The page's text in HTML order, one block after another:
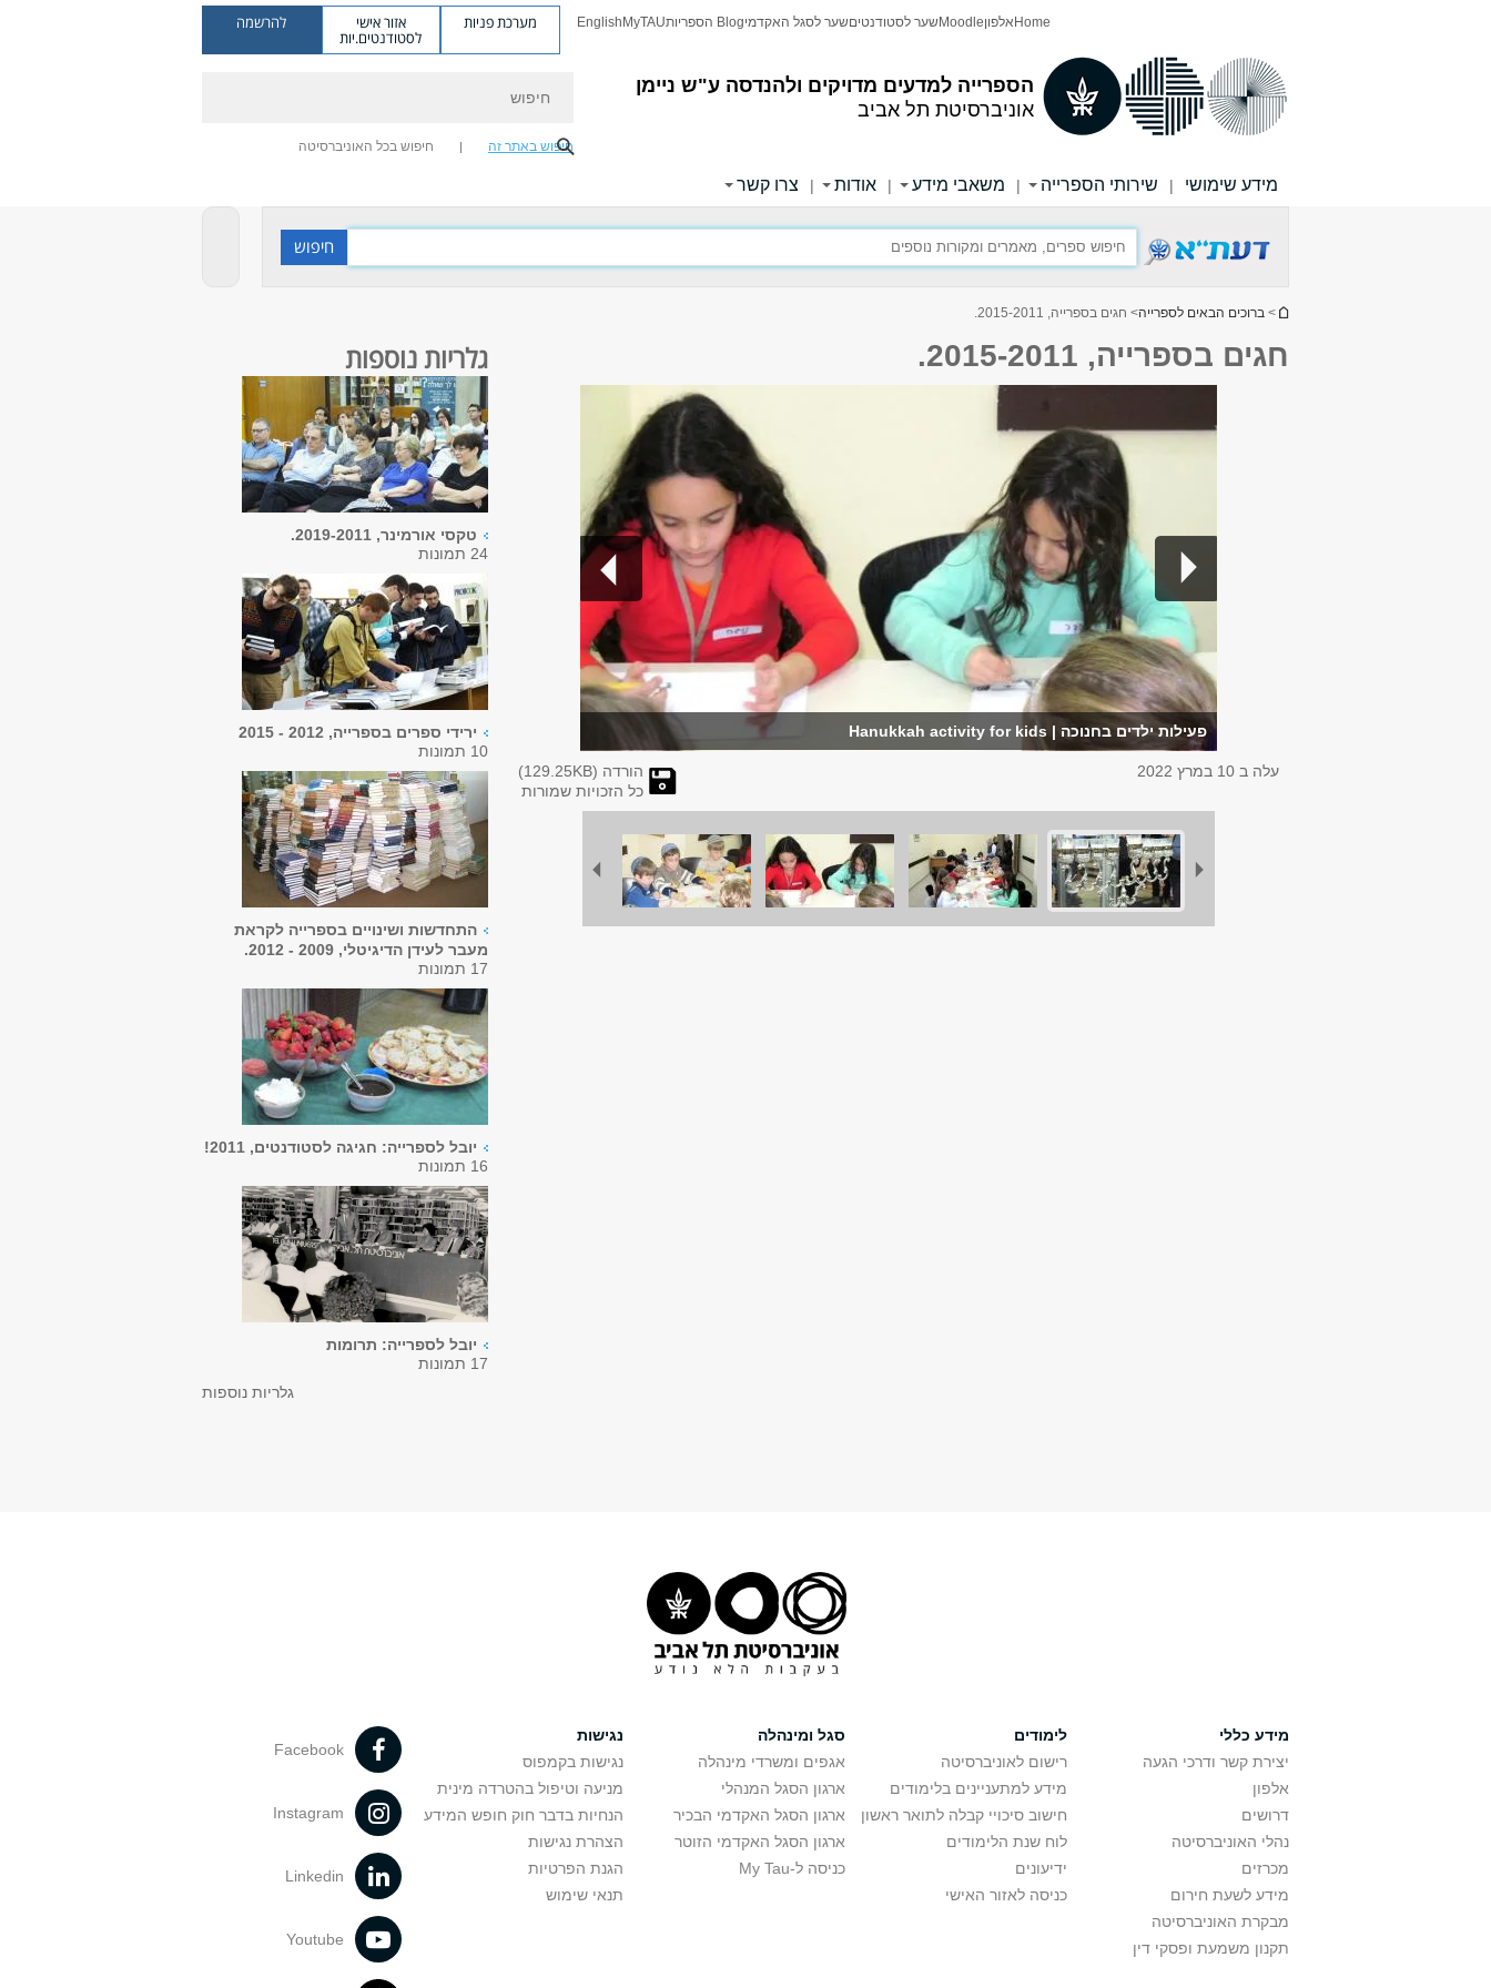
הספרייה למדעים מדויקים ולהנדסה ע"ש ניימן
אוניברסיטת תל אביב
Home אלפוןMoodleשער לסטודנטיםשער לסגל האקדמיBlog הספריות MyTAU
English מערכת פניות אזור אישי
לסטודנטים.יות
להרשמה
חיפוש באתר זה חיפוש בכל האוניברסיטה
מידע שימושי | שירותי הספרייה | משאבי מידע | אודות | צרו קשר
הינך נמצא כאן
> ברוכים הבאים לספרייה> חגים בספרייה, 2015-2011.
חגים בספרייה, 2015-2011. גלריות נוספות
טקסי אורמינר, 2019-2011.
24 תמונות
ירידי ספרים בספרייה, 2012 - 2015
10 תמונות
התחדשות ושינויים בספרייה לקראת
מעבר לעידן הדיגיטלי, 2009 - 2012.
17 תמונות
יובל לספרייה: חגיגה לסטודנטים, 2011!
16 תמונות
יובל לספרייה: תרומות
17 תמונות
גלריות נוספות
פעילות ילדים בחנוכה | Hanukkah activity for kids
עלה ב10 במרץ 2022 הורדה ( 129.25KB)
כל הזכויות שמורות
מידע כללי
יצירת קשר ודרכי הגעה
אלפון
דרושים
נהלי האוניברסיטה
מכרזים
מידע לשעת חירום
מבקרת האוניברסיטה
תקנון משמעת ופסקי דין
לימודים
רישום לאוניברסיטה
מידע למתעניינים בלימודים
חישוב סיכויי קבלה לתואר ראשון
לוח שנת הלימודים
ידיעונים
כניסה לאזור האישי
סגל ומינהלה
אגפים ומשרדי מינהלה
ארגון הסגל המנהלי
ארגון הסגל האקדמי הבכיר
ארגון הסגל האקדמי הזוטר
כניסה ל-My Tau
נגישות
נגישות בקמפוס
מניעה וטיפול בהטרדה מינית
הנחיות בדבר חוק חופש המידע
הצהרת נגישות
הגנת הפרטיות
תנאי שימוש
Facebook
Instagram
Linkedin
Youtube